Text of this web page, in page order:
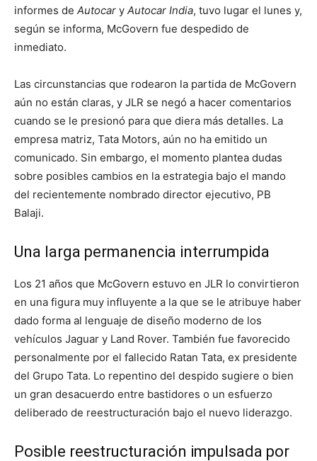
informes de Autocar y Autocar India, tuvo lugar el lunes y,
según se informa, McGovern fue despedido de
inmediato.
Las circunstancias que rodearon la partida de McGovern
aún no están claras, y JLR se negó a hacer comentarios
cuando se le presionó para que diera más detalles. La
empresa matriz, Tata Motors, aún no ha emitido un
comunicado. Sin embargo, el momento plantea dudas
sobre posibles cambios en la estrategia bajo el mando
del recientemente nombrado director ejecutivo, PB
Balaji.
Una larga permanencia interrumpida
Los 21 años que McGovern estuvo en JLR lo convirtieron
en una figura muy influyente a la que se le atribuye haber
dado forma al lenguaje de diseño moderno de los
vehículos Jaguar y Land Rover. También fue favorecido
personalmente por el fallecido Ratan Tata, ex presidente
del Grupo Tata. Lo repentino del despido sugiere o bien
un gran desacuerdo entre bastidores o un esfuerzo
deliberado de reestructuración bajo el nuevo liderazgo.
Posible reestructuración impulsada por